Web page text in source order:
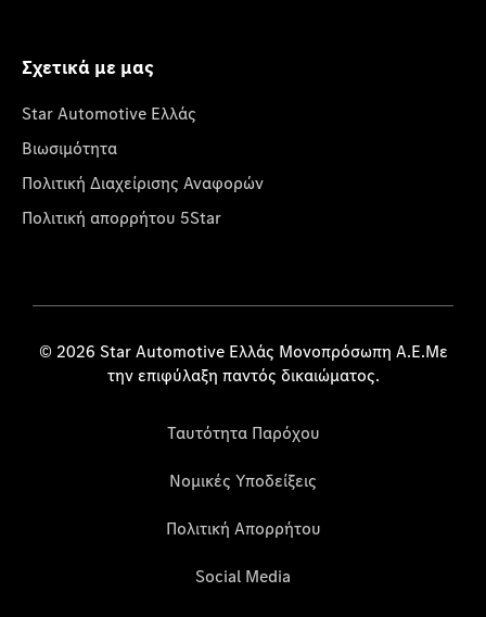
Σχετικά με μας
Star Automotive Ελλάς
Βιωσιμότητα
Πολιτική Διαχείρισης Αναφορών
Πολιτική απορρήτου 5Star
© 2026 Star Automotive Ελλάς Μονοπρόσωπη Α.Ε.Με
την επιφύλαξη παντός δικαιώματος.
Ταυτότητα Παρόχου
Νομικές Υποδείξεις
Πολιτική Απορρήτου
Social Media